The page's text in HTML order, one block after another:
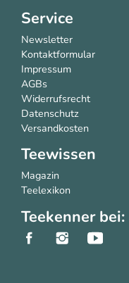
Service
Newsletter
Kontaktformular
Impressum
AGBs
Widerrufsrecht
Datenschutz
Versandkosten
Teewissen
Magazin
Teelexikon
Teekenner bei: